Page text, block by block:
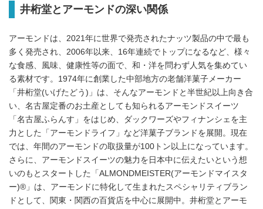
井桁堂とアーモンドの深い関係
アーモンドは、2021年に世界で発売されたナッツ製品の中で最も
多く発売され、2006年以来、16年連続でトップになるなど、様々
な食感、風味、健康性等の面で、和・洋を問わず人気を集めてい
る素材です。1974年に創業した中部地方の老舗洋菓子メーカー
「井桁堂(いげたどう)」は、そんなアーモンドと半世紀以上向き合
い、名古屋定番のお土産としても知られるアーモンドスイーツ
「名古屋ふらんす」をはじめ、ダックワーズやフィナンシェを主
力とした「アーモンドライフ」など洋菓子ブランドを展開。現在
では、年間のアーモンドの取扱量が100トン以上になっています。
さらに、アーモンドスイーツの魅力を日本中に伝えたいという想
いのもとスタートした「ALMONDMEISTER(アーモンドマイスタ
ー)®」は、アーモンドに特化して生まれたスペシャリティブラン
ドとして、関東・関西の百貨店を中心に展開中。井桁堂とアーモ